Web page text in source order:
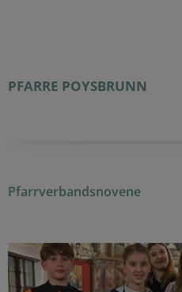
PFARRE POYSBRUNN
Pfarrverbandsnovene